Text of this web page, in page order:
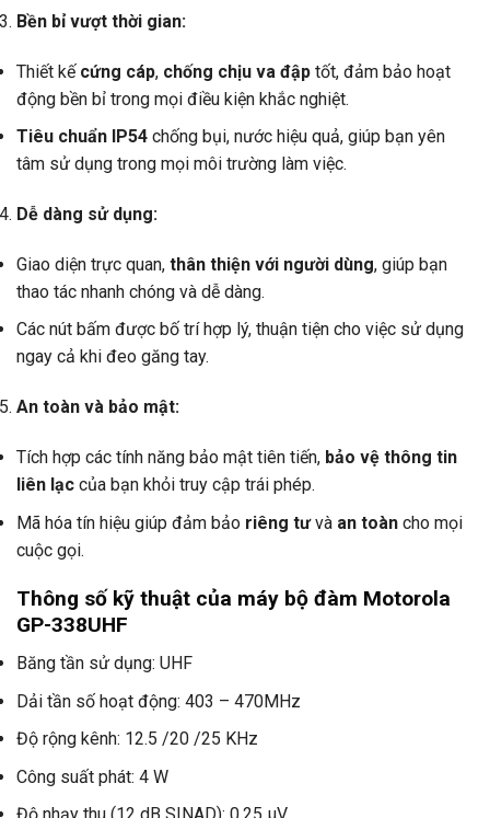
Bền bỉ vượt thời gian:
Thiết kế cứng cáp, chống chịu va đập tốt, đảm bảo hoạt
động bền bỉ trong mọi điều kiện khắc nghiệt.
Tiêu chuẩn IP54 chống bụi, nước hiệu quả, giúp bạn yên
tâm sử dụng trong mọi môi trường làm việc.
Dễ dàng sử dụng:
Giao diện trực quan, thân thiện với người dùng, giúp bạn
thao tác nhanh chóng và dễ dàng.
Các nút bấm được bố trí hợp lý, thuận tiện cho việc sử dụng
ngay cả khi đeo găng tay.
An toàn và bảo mật:
Tích hợp các tính năng bảo mật tiên tiến, bảo vệ thông tin
liên lạc của bạn khỏi truy cập trái phép.
Mã hóa tín hiệu giúp đảm bảo riêng tưvà an toàn cho mọi
cuộc gọi.
Thông số kỹ thuật của máy bộ đàm Motorola
GP-338UHF
Băng tần sử dụng: UHF
Dải tần số hoạt động: 403 – 470MHz
Độ rộng kênh: 12.5 /20 /25 KHz
Công suất phát: 4 W